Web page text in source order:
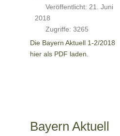
Veröffentlicht: 21. Juni
2018
Zugriffe: 3265
Die Bayern Aktuell 1-2/2018
hier als PDF laden.
Bayern Aktuell